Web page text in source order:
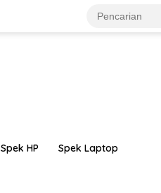
Spek HP Spek Laptop